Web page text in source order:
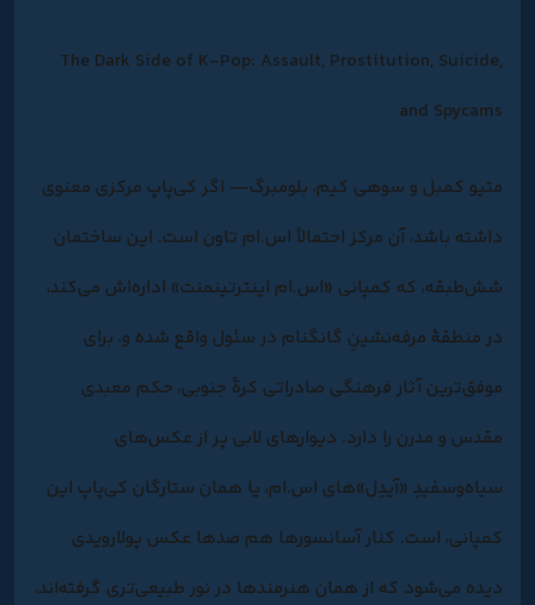
The Dark Side of K-Pop: Assault, Prostitution, Suicide,
and Spycams
متیو کمبل و سوهی کیم، بلومبرگ— اگر کی‌پاپ مرکزی معنوی
داشته باشد، آن مرکز احتمالاً اس.ام ‌تاون است. این ساختمان
شش‌طبقه، که کمپانی «اس.ام اینترتینمنت» اداره‌اش می‌کند،
در منطقۀ مرفه‌نشینِ گانگنام در سئول واقع شده و، برای
موفق‌ترین آثار فرهنگی صادراتی کرۀ جنوبی، حکم معبدی
مقدس و مدرن را دارد. دیوارهای لابی پر از عکس‌های
سیاه‌وسفیدِ «آیدِل‌»‌های اس.ام، یا همان ستارگان کی‌پاپ این
کمپانی، است. کنار آسانسورها هم صدها عکس پولارویدی
دیده می‌شود که از همان هنرمندها در نور طبیعی‌تری گرفته‌‌اند،